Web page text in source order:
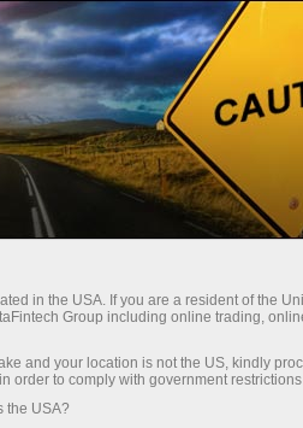
के लिए
के साथ ट्रेड
मदद के लि ए
यहाँहैं
in the USA. If you are a resident of the
Group including online trading,
and your location is not the US, kindly
order to comply with government
the USA?